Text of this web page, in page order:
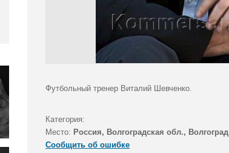
Футбольный тренер Виталий Шевченко.
Категория:
Место: Россия, Волгоградская обл., Волгоград
Сообщить об ошибке